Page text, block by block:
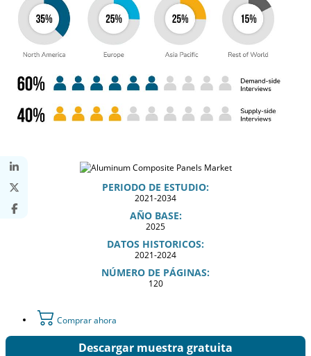
PERIODO DE ESTUDIO:
2021-2034
AÑO BASE:
2025
DATOS HISTORICOS:
2021-2024
NÚMERO DE PÁGINAS:
120
Comprar ahora
Descargar muestra gratuita